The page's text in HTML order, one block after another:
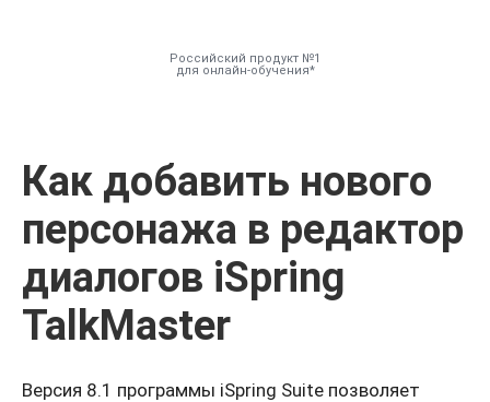
Российский продукт №1
для онлайн-обучения
Решения
Тарифы
Компания
Как добавить нового
персонажа в редактор
диалогов iSpring
TalkMaster
Версия 8.1 программы iSpring Suite позволяет